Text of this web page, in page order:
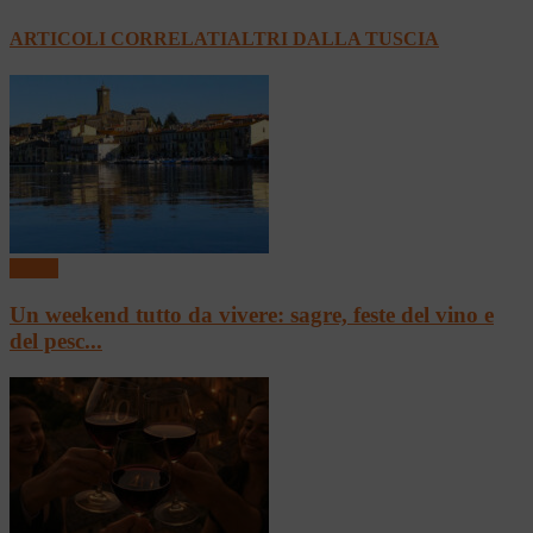
ARTICOLI CORRELATIALTRI DALLA TUSCIA
Un weekend tutto da vivere: sagre, feste del vino e
del pesc...